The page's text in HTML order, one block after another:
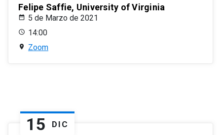
Felipe Saffie, University of Virginia
5 de Marzo de 2021
14:00
Zoom
15 DIC